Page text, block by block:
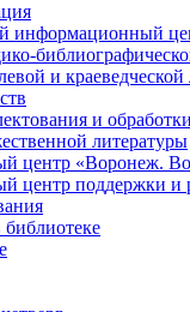
информационный
и
и
литературы
центр «Воронеж.
центр поддержки и
библиотеке